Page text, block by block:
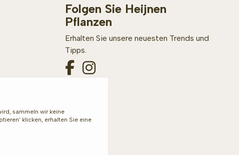
Folgen Sie Heijnen
Pflanzen
Erhalten Sie unsere neuesten Trends und
Tipps.
sammeln wir keine
klicken, erhalten Sie eine